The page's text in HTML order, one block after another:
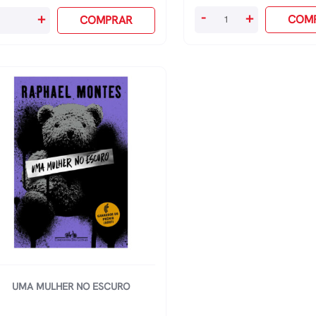
+ COMPRAR
Jantar
- +
UMA MULHER NO ESCURO